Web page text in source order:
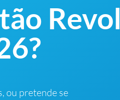
ou pretende se